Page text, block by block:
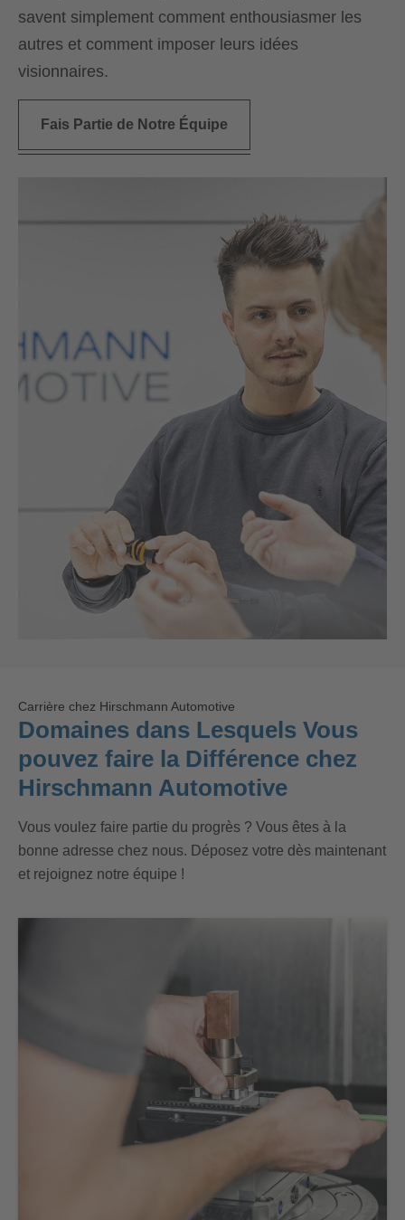
savent simplement comment enthousiasmer les
autres et comment imposer leurs idées
visionnaires.
Fais Partie de Notre Équipe
Carrière chez Hirschmann Automotive
Domaines dans Lesquels Vous
pouvez faire la Différence chez
Hirschmann Automotive
Vous voulez faire partie du progrès ? Vous êtes à la
bonne adresse chez nous. Déposez votre dès maintenant
et rejoignez notre équipe !